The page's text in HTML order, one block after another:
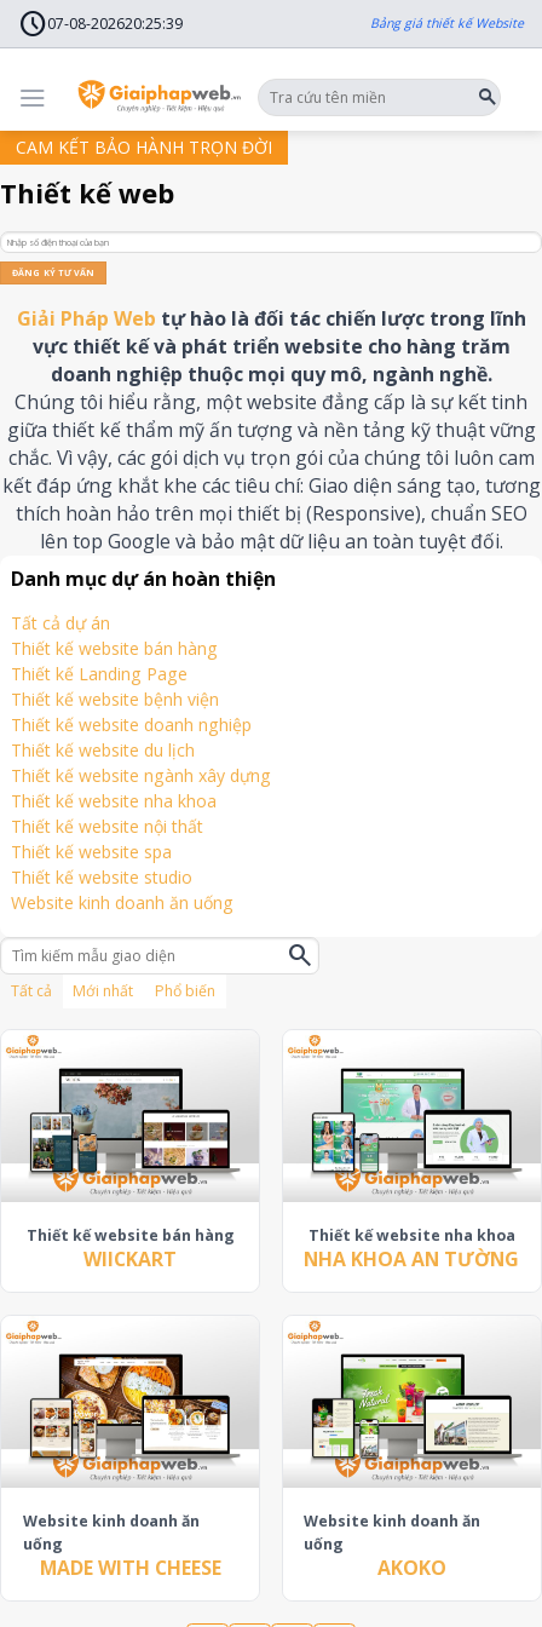
contentschedule07-08-202620:25:42 Bảng giá thiết kế Website
CAM KẾT BẢO HÀNH TRỌN ĐỜI
Thiết kế web
Giải Pháp Web tự hào là đối tác chiến lược trong lĩnh
vực thiết kế và phát triển website cho hàng trăm
doanh nghiệp thuộc mọi quy mô, ngành nghề.
Chúng tôi hiểu rằng, một website đẳng cấp là sự kết tinh
giữa thiết kế thẩm mỹ ấn tượng và nền tảng kỹ thuật vững
chắc. Vì vậy, các gói dịch vụ trọn gói của chúng tôi luôn cam
kết đáp ứng khắt khe các tiêu chí: Giao diện sáng tạo, tương
thích hoàn hảo trên mọi thiết bị (Responsive), chuẩn SEO
lên top Google và bảo mật dữ liệu an toàn tuyệt đối.
Danh mục dự án hoàn thiện
Tất cả dự án
Thiết kế website bán hàng
Thiết kế Landing Page
Thiết kế website bệnh viện
Thiết kế website doanh nghiệp
Thiết kế website du lịch
Thiết kế website ngành xây dựng
Thiết kế website nha khoa
Thiết kế website nội thất
Thiết kế website spa
Thiết kế website studio
Website kinh doanh ăn uống
search
Tất cả Mới nhất Phổ biến
Thiết kế website bán hàng
WIICKART
Thiết kế website nha khoa
NHA KHOA AN TƯỜNG
Website kinh doanh ăn
uống
MADE WITH CHEESE
Website kinh doanh ăn
uống
AKOKO